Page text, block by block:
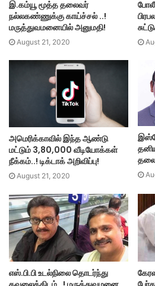
இ.கம்யூ மூத்த தலைவர்
நல்லகண்ணுக்கு காய்ச்சல் ..!
மருத்துவமனையில் அனுமதி!
August 21, 2020
அமெரிக்காவில் இந்த ஆண்டு
மட்டும் 3,80,000 வீடியோக்கள்
நீக்கம்..! டிக்டாக் அறிவிப்பு!
August 21, 2020
எஸ்.பி.பி உடல்நிலை தொடர்ந்து